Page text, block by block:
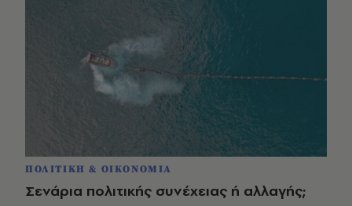
ΠΟΛΙΤΙΚΗ & ΟΙΚΟΝΟΜΙΑ
Σενάρια πολιτικής συνέχειας ή αλλαγής;